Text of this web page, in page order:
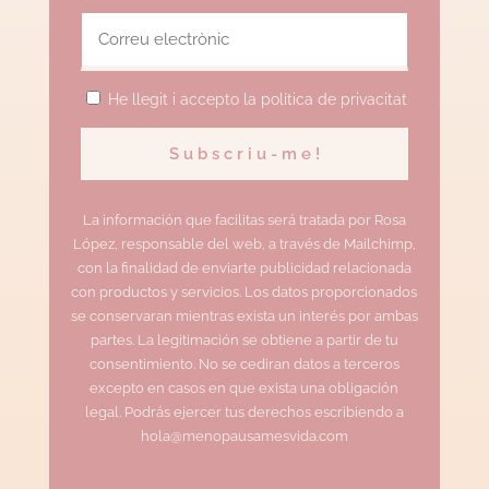
He llegit i accepto la política de privacitat
La información que facilitas será tratada por Rosa
López, responsable del web, a través de Mailchimp,
con la finalidad de enviarte publicidad relacionada
con productos y servicios. Los datos proporcionados
se conservaran mientras exista un interés por ambas
partes. La legitimación se obtiene a partir de tu
consentimiento. No se cediran datos a terceros
excepto en casos en que exista una obligación
legal. Podrás ejercer tus derechos escribiendo a
hola@menopausamesvida.com